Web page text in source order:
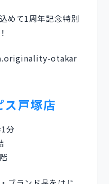
めて1周年記念特別
otakar
ス戸塚店
分